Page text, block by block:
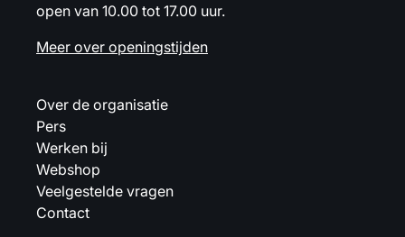
open van 10.00 tot 17.00 uur.
Meer over openingstijden
Over de organisatie
Pers
Werken bij
Webshop
Veelgestelde vragen
Contact